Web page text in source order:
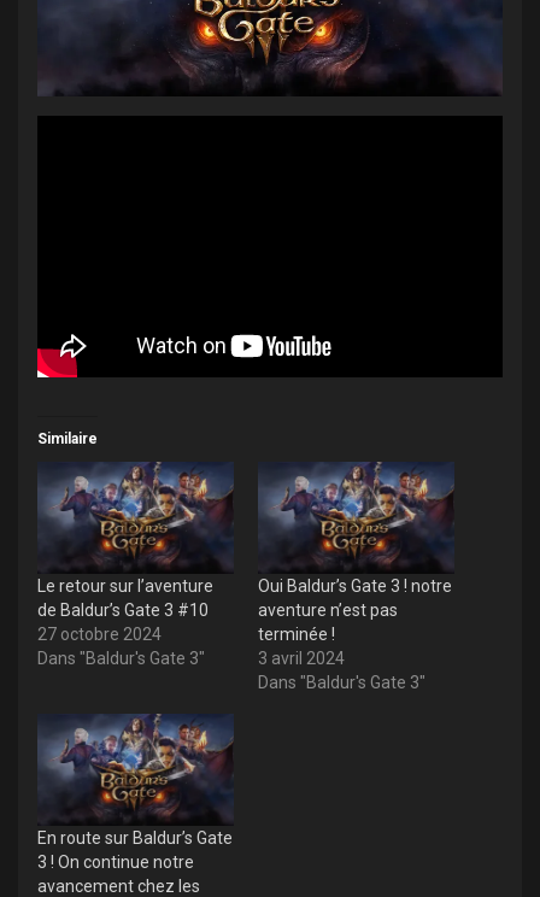
Similaire
Le retour sur l’aventure
de Baldur’s Gate 3 #10
27 octobre 2024
Dans "Baldur's Gate 3"
Oui Baldur’s Gate 3 ! notre
aventure n’est pas
terminée !
3 avril 2024
Dans "Baldur's Gate 3"
En route sur Baldur’s Gate
3 ! On continue notre
avancement chez les